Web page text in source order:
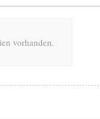
vorhanden.